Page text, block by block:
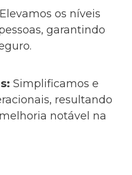
Elevamos os níveis
garantindo
Simplificamos e
resultando
notável na